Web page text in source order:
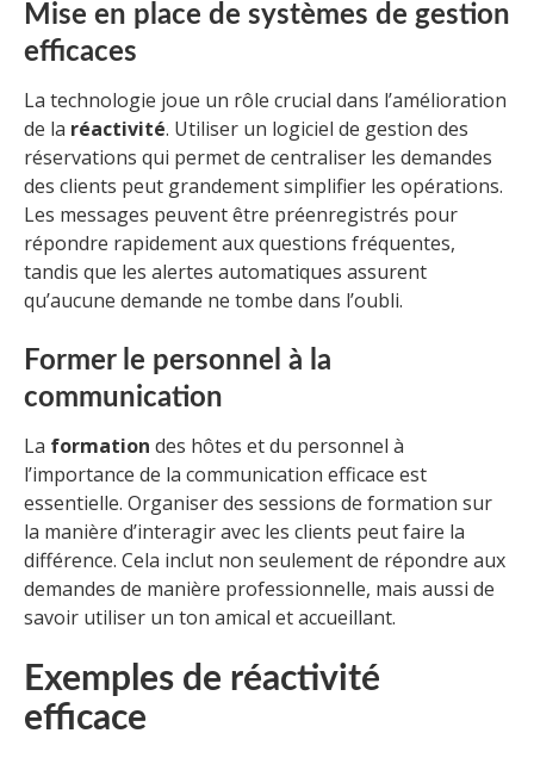
Mise en place de systèmes de gestion
efficaces
La technologie joue un rôle crucial dans l’amélioration
de la réactivité. Utiliser un logiciel de gestion des
réservations qui permet de centraliser les demandes
des clients peut grandement simplifier les opérations.
Les messages peuvent être préenregistrés pour
répondre rapidement aux questions fréquentes,
tandis que les alertes automatiques assurent
qu’aucune demande ne tombe dans l’oubli.
Former le personnel à la
communication
La formation des hôtes et du personnel à
l’importance de la communication efficace est
essentielle. Organiser des sessions de formation sur
la manière d’interagir avec les clients peut faire la
différence. Cela inclut non seulement de répondre aux
demandes de manière professionnelle, mais aussi de
savoir utiliser un ton amical et accueillant.
Exemples de réactivité
efficace